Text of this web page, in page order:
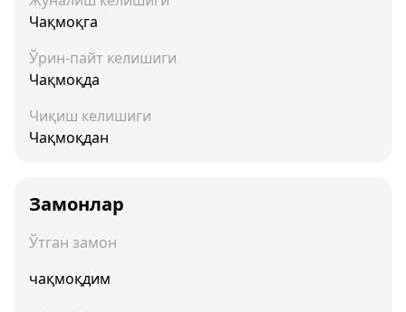
Чақмоқга
Ўрин-пайт келишиги
Чақмоқда
Чиқиш келишиги
Чақмоқдан
Замонлар
Ўтган замон
чақмоқдим